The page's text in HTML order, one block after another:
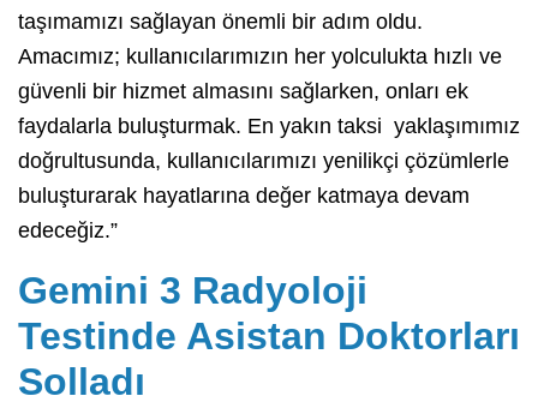
taşımamızı sağlayan önemli bir adım oldu.
Amacımız; kullanıcılarımızın her yolculukta hızlı ve
güvenli bir hizmet almasını sağlarken, onları ek
faydalarla buluşturmak. En yakın taksi yaklaşımımız
doğrultusunda, kullanıcılarımızı yenilikçi çözümlerle
buluşturarak hayatlarına değer katmaya devam
edeceğiz.”
Gemini 3 Radyoloji
Testinde Asistan Doktorları
Solladı